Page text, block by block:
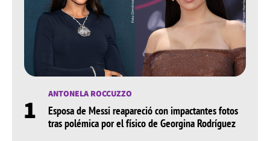
1 ANTONELA ROCCUZZO
Esposa de Messi reapareció con impactantes fotos
tras polémica por el físico de Georgina Rodríguez